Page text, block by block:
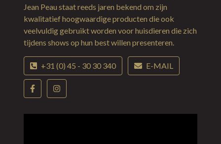
Jean Peau staat reeds jaren bekend om zijn
kwalitatief hoogwaardige producten die ook
veelvuldig gebruikt worden voor huisdieren die zich
tijdens shows op hun best willen presenteren.
+31 (0) 45 - 30 30 340 E-MAIL